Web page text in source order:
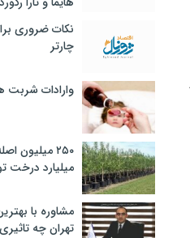
نکات ضروری
چارتر
وارادات
۲۵۰ میلیون
میلیارد درخت
مشاوره با
تهران چه